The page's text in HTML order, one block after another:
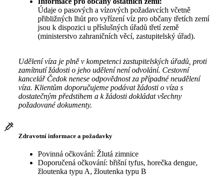
Údaje o pasových a vízových požadavcích včetně
přibližných lhůt pro vyřízení víz pro občany třetích zemí
jsou k dispozici u příslušných úřadů třetí země
(ministerstvo zahraničních věcí, zastupitelský úřad).
Udělení víza je plně v kompetenci zastupitelských úřadů, proti
zamítnutí žádosti o jeho udělení není odvolání. Cestovní
kancelář Čedok nenese odpovědnost za případné neudělení
víza. Klientům doporučujeme podávat žádosti o víza s
dostatečným předstihem a k žádosti dokládat všechny
požadované dokumenty.
Zdravotní informace a požadavky
Povinná očkování: Žlutá zimnice
Doporučená očkování: břišní tyfus, horečka dengue,
žloutenka typu A, žloutenka typu B